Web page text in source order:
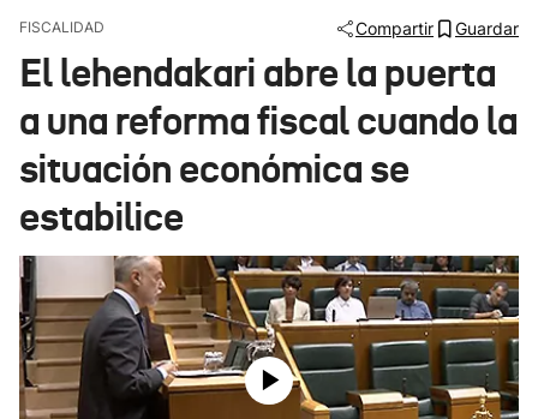
Ikusmiran
Eguraldia
FISCALIDAD Compartir Guardar
El lehendakari abre la puerta
a una reforma fiscal cuando la
situación económica se
estabilice